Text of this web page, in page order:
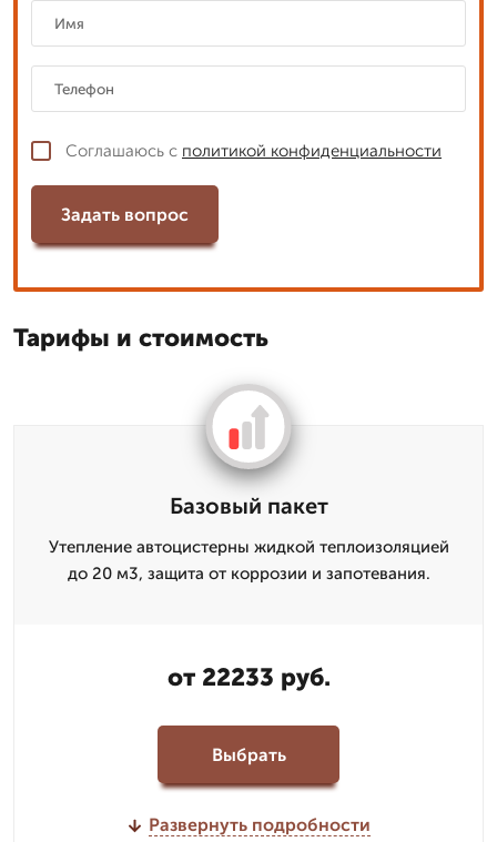
Соглашаюсь с политикой конфиденциальности
Задать вопрос
Тарифы и стоимость
Базовый пакет
Утепление автоцистерны жидкой теплоизоляцией
до 20 м3, защита от коррозии и запотевания.
от 22233 руб.
Выбрать
Развернуть подробности